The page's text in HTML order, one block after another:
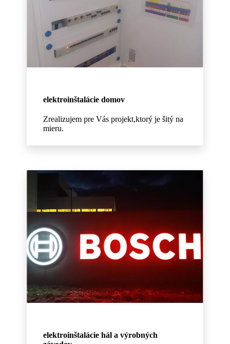
elektroinštalácie domov
Zrealizujem pre Vás projekt,ktorý je šitý na
mieru.
elektroinštalácie hál a výrobných